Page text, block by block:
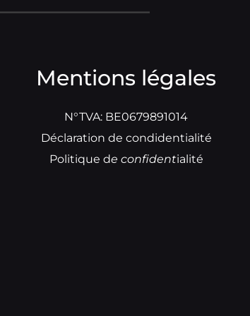
Mentions légales
N°TVA: BE0679891014
Déclaration de condidentialité
Politique de confidentialité